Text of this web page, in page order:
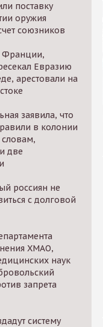
поставку
оружия
союзников
Франции,
Евразию
арестовали на
заявила, что
в колонии
две
россиян не
с долговой
ХМАО,
наук
запрета
систему